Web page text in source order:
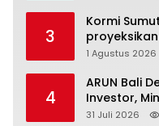
3
Kormi
Olahraga
1 Agustus 2026
4
ARUN Bali
Investor,
Internasional
31 Juli 2026